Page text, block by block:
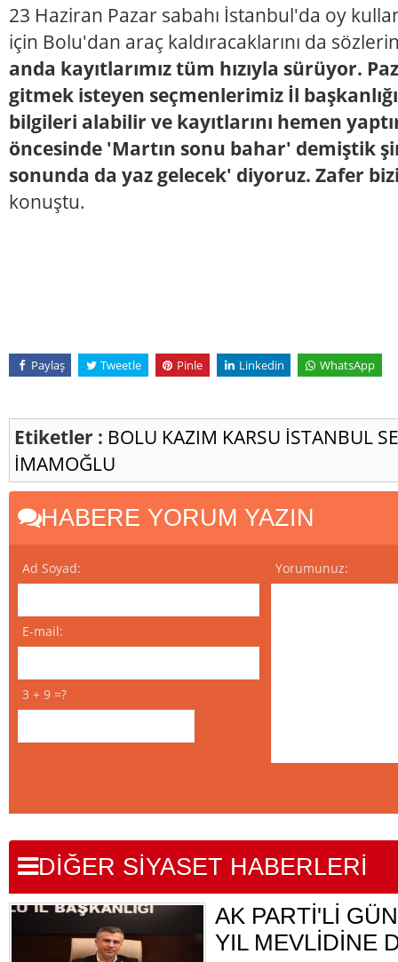
23 Haziran Pazar sabahı İstanbul'da oy
için Bolu'dan araç kaldıracaklarını da
anda kayıtlarımız tüm hızıyla sürüyor.
gitmek isteyen seçmenlerimiz İl
bilgileri alabilir ve kayıtlarını hemen
öncesinde 'Martın sonu bahar' demiştik
sonunda da yaz gelecek' diyoruz. Zafer
konuştu.
Paylaş Tweetle Pinle Linkedin WhatsApp
Etiketler : BOLU KAZIM KARSU İSTANBUL
İMAMOĞLU
HABERE YORUM YAZIN
Ad Soyad:
E-mail:
3 + 9 =?
Yorumunuz:
DİĞER SİYASET HABERLERİ
AK PARTİ'Lİ
YIL MEVLİDİNE